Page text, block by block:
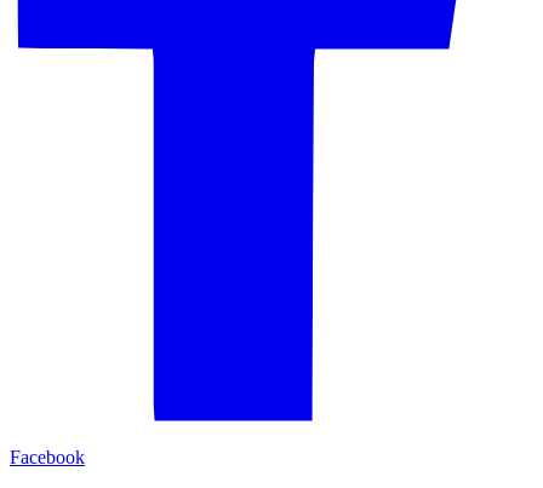
Facebook